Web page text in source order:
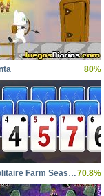
80%
Solitaire Farm Seasons70.8%